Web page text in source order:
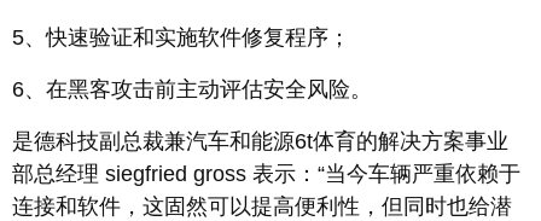
5、快速验证和实施软件修复程序；
6、在黑客攻击前主动评估安全风险。
是德科技副总裁兼汽车和能源6t体育的解决方案事业
部总经理 siegfried gross 表示：“当今车辆严重依赖于
连接和软件，这固然可以提高便利性，但同时也给潜